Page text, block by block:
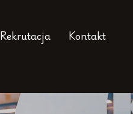
Rekrutacja Kontakt